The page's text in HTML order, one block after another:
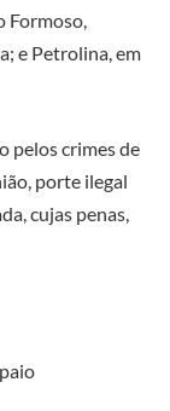
Formoso,
e Petrolina, em
pelos crimes de
porte ilegal
cujas penas,